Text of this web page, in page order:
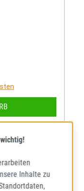
Inhalte zu